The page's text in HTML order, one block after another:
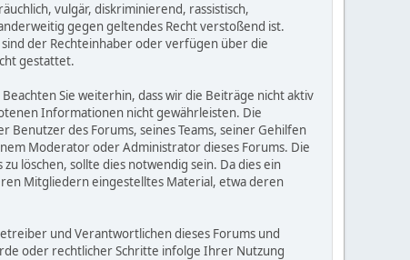
vulgär, diskriminierend, rassistisch,
gegen geltendes Recht verstoßend ist.
der Rechteinhaber oder verfügen über die
gestattet.
Sie weiterhin, dass wir die Beiträge nicht aktiv
Informationen nicht gewährleisten. Die
des Forums, seines Teams, seiner Gehilfen
Moderator oder Administrator dieses Forums. Die
löschen, sollte dies notwendig sein. Da dies ein
Mitgliedern eingestelltes Material, etwa deren
und Verantwortlichen dieses Forums und
oder rechtlicher Schritte infolge Ihrer Nutzung